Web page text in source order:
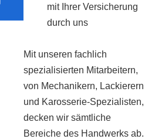
mit Ihrer Versicherung
durch uns
Mit unseren fachlich
spezialisierten Mitarbeitern,
von Mechanikern, Lackierern
und Karosserie-Spezialisten,
decken wir sämtliche
Bereiche des Handwerks ab.